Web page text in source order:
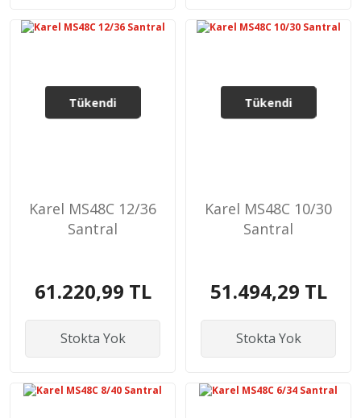
Tükendi
Karel MS48C 12/36
Santral
61.220,99 TL
Stokta Yok
Tükendi
Karel MS48C 10/30
Santral
51.494,29 TL
Stokta Yok